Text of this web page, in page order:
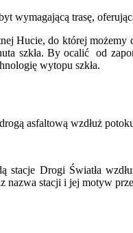
wymagającą trasę,
Hucie, do której
szkła. By ocalić od
wytopu szkła.
asfaltową wzdłuż
stacje Drogi Światła
nazwa stacji i jej motyw